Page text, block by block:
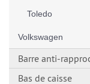
Toledo
Volkswagen
Barre anti-
Bas de caisse